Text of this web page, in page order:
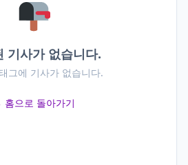
기사가 없습니다.
그에 기사가 없습니다.
홈으로 돌아가기